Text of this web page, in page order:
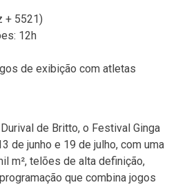
+ 5521)
12h
de exibição com atletas
de Britto, o Festival Ginga
de junho e 19 de julho, com uma
m², telões de alta definição,
que combina jogos